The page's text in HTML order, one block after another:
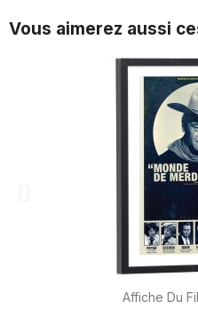
Vous aimerez aussi
Affiche Du